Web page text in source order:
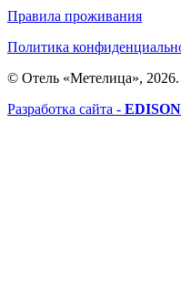
Правила проживания
Политика
© Отель «Метелица»,
Разработка сайта -